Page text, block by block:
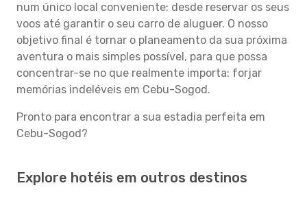
num único local conveniente: desde reservar os seus
voos até garantir o seu carro de aluguer. O nosso
objetivo final é tornar o planeamento da sua próxima
aventura o mais simples possível, para que possa
concentrar-se no que realmente importa: forjar
memórias indeléveis em Cebu-Sogod.
Pronto para encontrar a sua estadia perfeita em
Cebu-Sogod?
Explore hotéis em outros destinos